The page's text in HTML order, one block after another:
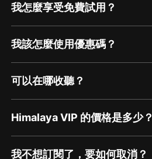
我怎麼享受免費試用？
我該怎麼使用優惠碼？
可以在哪收聽？
Himalaya VIP 的價格是多少？
我不想訂閱了，要如何取消？